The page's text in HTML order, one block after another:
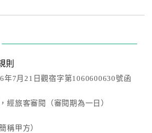
則
年7月21日觀宿字第1060600630號函
經旅客審閱（審閱期為一日）
人
稱甲方）